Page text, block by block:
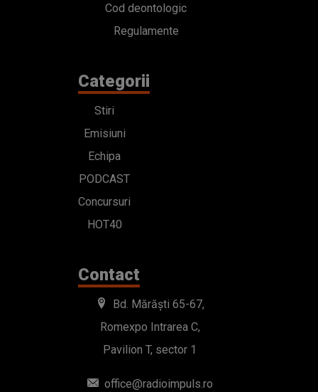
Cod deontologic
Regulamente
Categorii
Stiri
Emisiuni
Echipa
PODCAST
Concursuri
HOT40
Contact
Bd. Mărăști 65-67,
Romexpo Intrarea C,
Pavilion T, sector 1
office@radioimpuls.ro